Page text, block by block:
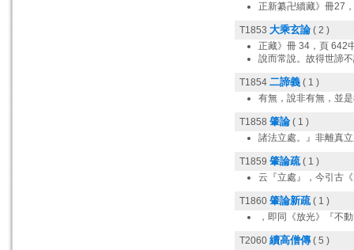
正新纂卍續藏》冊27
T1853 大乘玄論 ( 2 )
正藏》冊 34，頁 642
說而常說。故得世諦
T1854 二諦義 ( 1 )
有無，說非有無，並
T1858 肇論 ( 1 )
諸法立處。』非離真
T1859 肇論疏( 1 )
云『立處』，今引古
T1860 肇論新疏( 1 )
，即同《放光》『不
T2060 續高僧傳 ( 5 )